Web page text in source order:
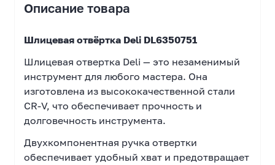
Описание товара
Шлицевая отвёртка Deli DL6350751
Шлицевая отвертка Deli — это незаменимый
инструмент для любого мастера. Она
изготовлена из высококачественной стали
CR-V, что обеспечивает прочность и
долговечность инструмента.
Двухкомпонентная ручка отвертки
обеспечивает удобный хват и предотвращает